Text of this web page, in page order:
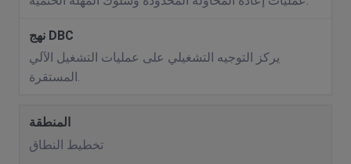
يركز التوجيه التشغيلي على عمليات التشغيل الآلي
المستقرة.
تخطيط النطاق